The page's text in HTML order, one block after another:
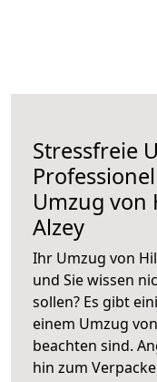
Stressfreie
Umzug von
Alzey
Ihr Umzug von
und Sie wissen
sollen? Es gibt
einem Umzug
beachten sind.
hin zum